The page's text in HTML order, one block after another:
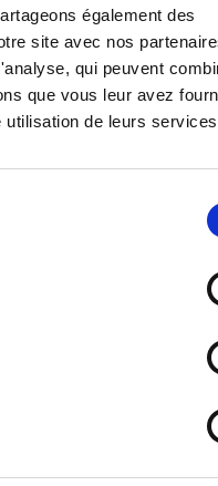
également des
site avec nos
qui peuvent
que vous leur avez
de leurs
participer aux
numéro personnel.